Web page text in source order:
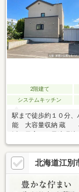
2階建て
システムキッチン
駅まで徒歩約１０分
能 大容量収納 蔵 小
北海道江別